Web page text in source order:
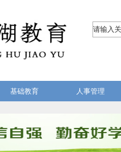
基础教育 人事管理